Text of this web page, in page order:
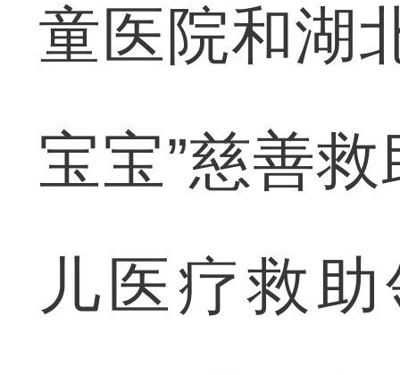
童医院和湖
宝宝”慈善
儿医疗救